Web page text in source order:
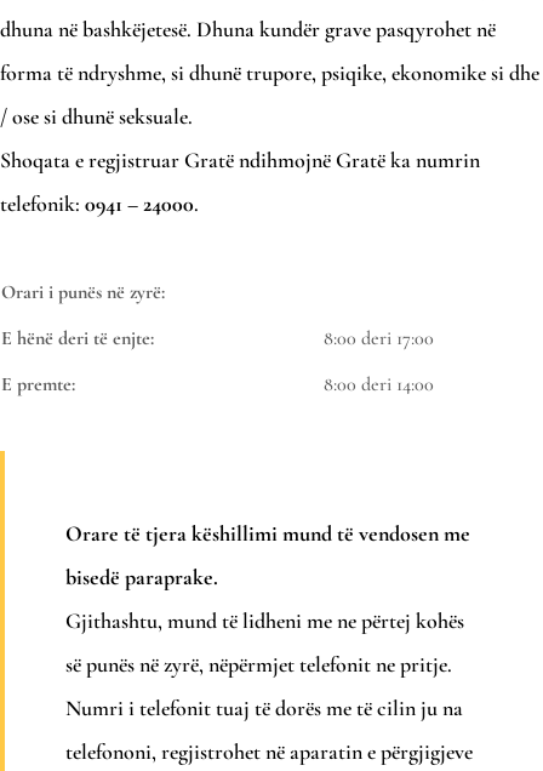
dhuna në bashkëjetesë. Dhuna kundër grave pasqyrohet në
forma të ndryshme, si dhunë trupore, psiqike, ekonomike si dhe
/ ose si dhunë seksuale.
Shoqata e regjistruar Gratë ndihmojnë Gratë ka numrin
telefonik: 0941 – 24000.
Orari i punës në zyrë:
E hënë deri të enjte:
8:00 deri 17:00
E premte:
8:00 deri 14:00
Orare të tjera këshillimi mund të vendosen me
bisedë paraprake.
Gjithashtu, mund të lidheni me ne përtej kohës
së punës në zyrë, nëpërmjet telefonit ne pritje.
Numri i telefonit tuaj të dorës me të cilin ju na
telefononi, regjistrohet në aparatin e përgjigjeve